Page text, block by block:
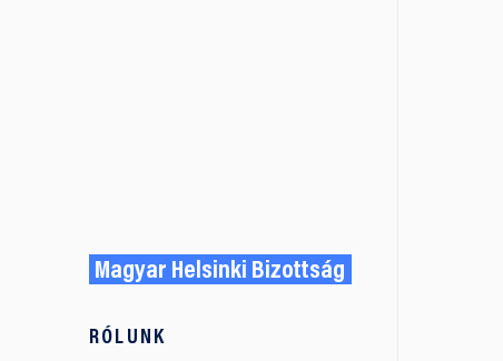
Magyar Helsinki Bizottság
RÓLUNK